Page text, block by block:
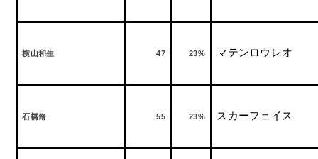
横山和生 47 23% マテンロウレオ
石橋脩 55 23% スカーフェイス